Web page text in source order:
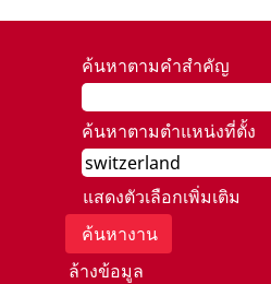
ค้นหาตามคำสำคัญ
ค้นหาตามตำแหน่งที่ตั้ง
แสดงตัวเลือกเพิ่มเติม
ล้างข้อมูล